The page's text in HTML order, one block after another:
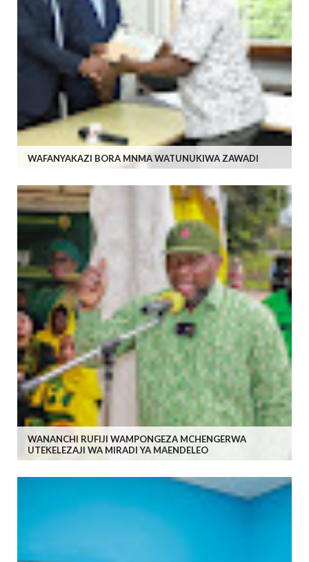
WAFANYAKAZI BORA MNMA WATUNUKIWA ZAWADI
WANANCHI RUFIJI WAMPONGEZA MCHENGERWA
UTEKELEZAJI WA MIRADI YA MAENDELEO